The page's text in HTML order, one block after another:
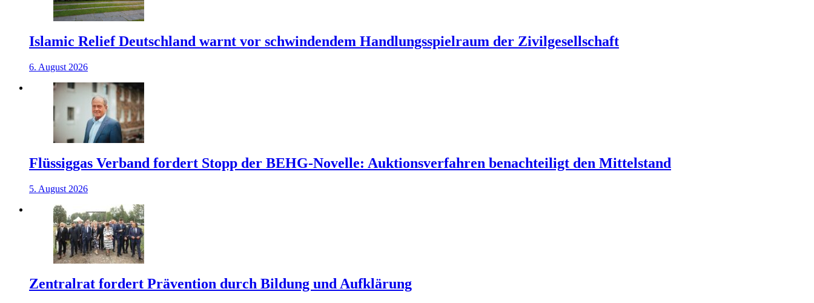
Islamic Relief Deutschland warnt vor schwindendem Handlungsspielraum der Zivilgesellschaft
6. August 2026
Flüssiggas Verband fordert Stopp der BEHG-Novelle: Auktionsverfahren benachteiligt den Mittelstand
5. August 2026
Zentralrat fordert Prävention durch Bildung und Aufklärung